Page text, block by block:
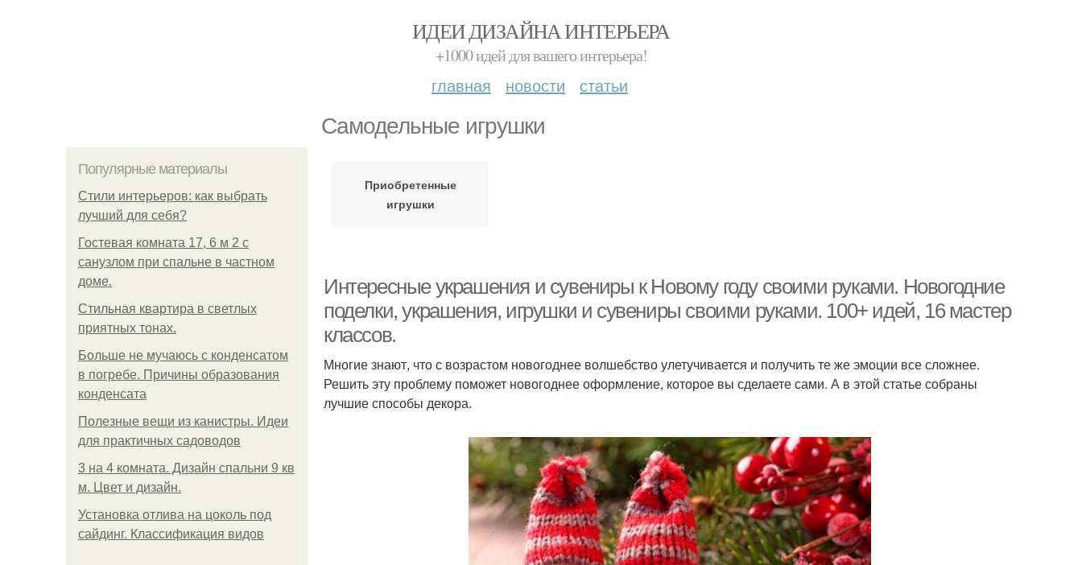
ИДЕИ ДИЗАЙНА ИНТЕРЬЕРА
+1000 идей для вашего интерьера!
главная новости статьи
Самодельные игрушки
Популярные материалы
Стили интерьеров: как выбрать
лучший для себя?
Гостевая комната 17, 6 м 2 с
санузлом при спальне в частном
доме.
Стильная квартира в светлых
приятных тонах.
Больше не мучаюсь с конденсатом
в погребе. Причины образования
конденсата
Полезные вещи из канистры. Идеи
для практичных садоводов
3 на 4 комната. Дизайн спальни 9 кв
м. Цвет и дизайн.
Установка отлива на цоколь под
сайдинг. Классификация видов
Приобретенные
игрушки
Интересные украшения и сувениры к Новому году своими руками. Новогодние
поделки, украшения, игрушки и сувениры своими руками. 100+ идей, 16 мастер
классов.
Многие знают, что с возрастом новогоднее волшебство улетучивается и получить те же эмоции все сложнее.
Решить эту проблему поможет новогоднее оформление, которое вы сделаете сами. А в этой статье собраны
лучшие способы декора.